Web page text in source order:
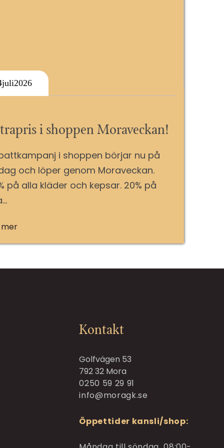
Juli2026
i shoppen Moraveckan!
i shoppen börjar nu på
och löper genom Moraveckan.
på alla kläder och kepsar. 20% på
mer
Kontakt
Golfvägen 53
792 32 Mora
0250 59 29 91
info@moragk.se
Öppettider kansli/shop: